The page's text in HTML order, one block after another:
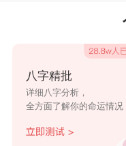
八字精批
详细八字分析，
全方面了解你的命运情况